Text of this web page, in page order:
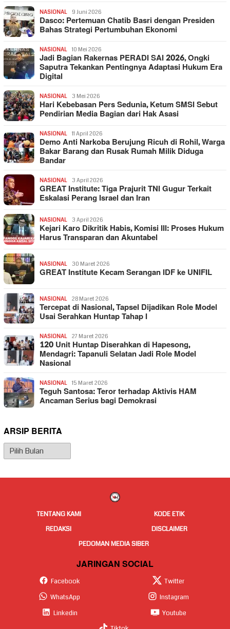
NASIONAL 9 Juni 2026
Dasco: Pertemuan Chatib Basri dengan Presiden
Bahas Strategi Pertumbuhan Ekonomi
NASIONAL 10 Mei 2026
Jadi Bagian Rakernas PERADI SAI 2026, Ongki
Saputra Tekankan Pentingnya Adaptasi Hukum Era
Digital
NASIONAL 3 Mei 2026
Hari Kebebasan Pers Sedunia, Ketum SMSI Sebut
Pendirian Media Bagian dari Hak Asasi
NASIONAL 11 April 2026
Demo Anti Narkoba Berujung Ricuh di Rohil, Warga
Bakar Barang dan Rusak Rumah Milik Diduga
Bandar
NASIONAL 3 April 2026
GREAT Institute: Tiga Prajurit TNI Gugur Terkait
Eskalasi Perang Israel dan Iran
NASIONAL 3 April 2026
Kejari Karo Dikritik Habis, Komisi III: Proses Hukum
Harus Transparan dan Akuntabel
NASIONAL 30 Maret 2026
GREAT Institute Kecam Serangan IDF ke UNIFIL
NASIONAL 28 Maret 2026
Tercepat di Nasional, Tapsel Dijadikan Role Model
Usai Serahkan Huntap Tahap I
NASIONAL 27 Maret 2026
120 Unit Huntap Diserahkan di Hapesong,
Mendagri: Tapanuli Selatan Jadi Role Model
Nasional
NASIONAL 15 Maret 2026
Teguh Santosa: Teror terhadap Aktivis HAM
Ancaman Serius bagi Demokrasi
ARSIP BERITA
Arsip
Berita
TENTANG KAMI
KODE ETIK
REDAKSI
DISCLAIMER
PEDOMAN MEDIA SIBER
JARINGAN SOCIAL
Facebook
Twitter
WhatsApp
Instagram
Linkedin
Youtube